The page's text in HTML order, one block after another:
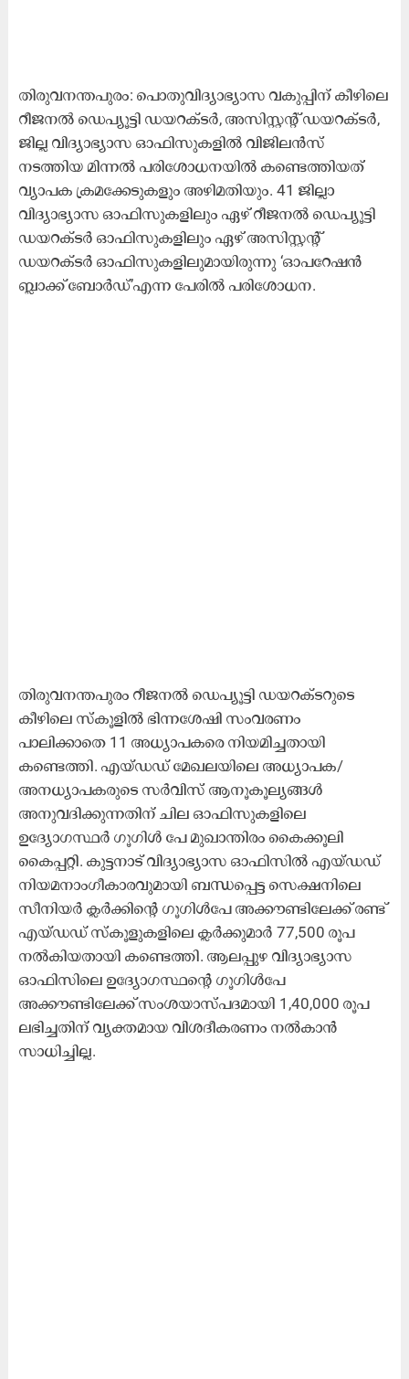
തിരുവനന്തപുരം: പൊതുവിദ്യാഭ്യാസ വകുപ്പിന് കീഴിലെ
റീജനൽ ഡെപ്യൂട്ടി ഡയറക്ടർ, അസിസ്റ്റന്‍റ് ഡയറക്ടർ,
ജില്ല വിദ്യാഭ്യാസ ഓഫിസുകളിൽ വിജിലൻസ്
നടത്തിയ മിന്നൽ പരിശോധനയിൽ കണ്ടെത്തിയത്
വ്യാപക ക്രമക്കേടുകളും അഴിമതിയും. 41 ജില്ലാ
വിദ്യാഭ്യാസ ഓഫിസുകളിലും ഏഴ് റീജനൽ ഡെപ്യൂട്ടി
ഡയറക്ടർ ഓഫിസുകളിലും ഏഴ് അസിസ്റ്റന്‍റ്
ഡയറക്ടർ ഓഫിസുകളിലുമായിരുന്നു ‘ഓപറേഷൻ
ബ്ലാക്ക് ബോർഡ്’എന്ന പേരിൽ പരിശോധന.
തിരുവനന്തപുരം റീജനൽ ഡെപ്യൂട്ടി ഡയറക്ടറുടെ
കീഴിലെ സ്കൂളിൽ ഭിന്നശേഷി സംവരണം
പാലിക്കാതെ 11 അധ്യാപകരെ നിയമിച്ചതായി
കണ്ടെത്തി. എയ്ഡഡ് മേഖലയിലെ അധ്യാപക/
അനധ്യാപകരുടെ സർവിസ് ആനൂകൂല്യങ്ങൾ
അനുവദിക്കുന്നതിന് ചില ഓഫിസുകളിലെ
ഉദ്യോഗസ്ഥർ ഗൂഗിൾ പേ മുഖാന്തിരം കൈക്കൂലി
കൈപ്പറ്റി. കുട്ടനാട് വിദ്യാഭ്യാസ ഓഫിസിൽ എയ്ഡഡ്
നിയമനാംഗീകാരവുമായി ബന്ധപ്പെട്ട സെക്ഷനിലെ
സീനിയർ ക്ലർക്കിന്‍റെ ഗൂഗിൾപേ അക്കൗണ്ടിലേക്ക് രണ്ട്
എയ്ഡഡ് സ്കൂളുകളിലെ ക്ലർക്കുമാർ 77,500 രൂപ
നൽകിയതായി കണ്ടെത്തി. ആലപ്പുഴ വിദ്യാഭ്യാസ
ഓഫിസിലെ ഉദ്യോഗസ്ഥന്‍റെ ഗൂഗിൾപേ
അക്കൗണ്ടിലേക്ക് സംശയാസ്പദമായി 1,40,000 രൂപ
ലഭിച്ചതിന് വ്യക്തമായ വിശദീകരണം നൽകാൻ
സാധിച്ചില്ല.